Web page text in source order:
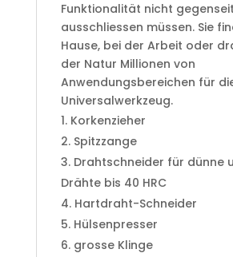
Funktionalität nicht
ausschliessen müssen. Sie
Hause, bei der Arbeit oder
der Natur Millionen von
Anwendungsbereichen für
Universalwerkzeug.
Korkenzieher
Spitzzange
Drahtschneider für dünne
Drähte bis 40 HRC
Hartdraht-Schneider
Hülsenpresser
grosse Klinge